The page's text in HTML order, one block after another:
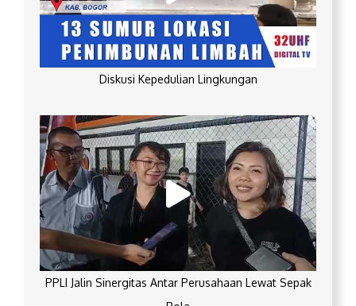
Diskusi Kepedulian Lingkungan
PPLI Jalin Sinergitas Antar Perusahaan Lewat Sepak